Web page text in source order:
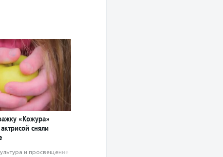
«Кожура»
сняли
и просвещение